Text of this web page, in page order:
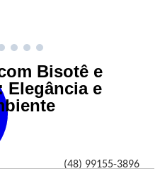
(48) 99155-3896
Bisotê e
Elegância e